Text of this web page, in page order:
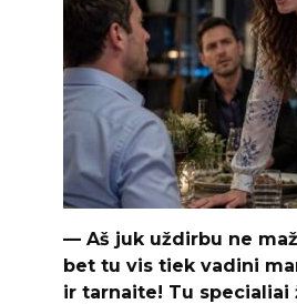
— Aš juk uždirbu ne
bet tu vis tiek vadini
ir tarnaite! Tu specialiai